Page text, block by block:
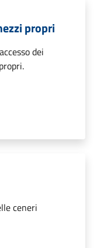
propri
dei
ceneri